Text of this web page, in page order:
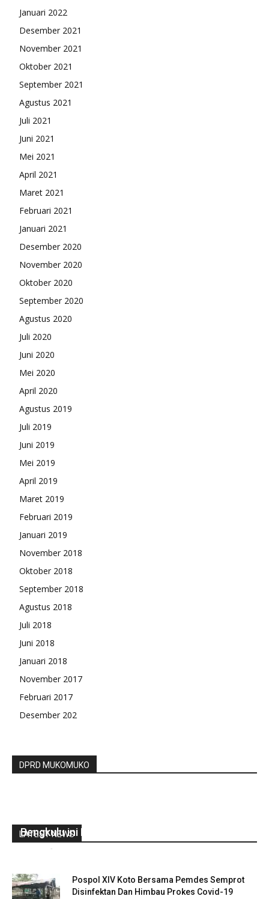
Januari 2022
Desember 2021
November 2021
Oktober 2021
September 2021
Agustus 2021
Juli 2021
Juni 2021
Mei 2021
April 2021
Maret 2021
Februari 2021
Januari 2021
Desember 2020
November 2020
Oktober 2020
September 2020
Agustus 2020
Juli 2020
Juni 2020
Mei 2020
April 2020
Agustus 2019
Juli 2019
Juni 2019
Mei 2019
April 2019
Maret 2019
Februari 2019
Januari 2019
November 2018
Oktober 2018
September 2018
Agustus 2018
Juli 2018
Juni 2018
Januari 2018
November 2017
Februari 2017
Desember 202
DPRD MUKOMUKO
LATEST NEWS
Bengkulu ini Penjelasnya
-
Pospol XIV Koto Bersama Pemdes Semprot
Disinfektan Dan Himbau Prokes Covid-19